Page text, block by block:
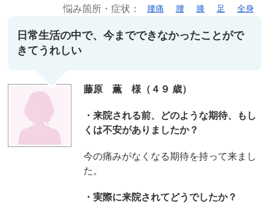
悩み箇所・症状： 腰痛 腰 膝 足 全身
日常生活の中で、今までできなかったことがで
きてうれしい
藤原 薫 様（４９ 歳）
・来院される前、どのような期待、もし
くは不安がありましたか？
今の痛みがなくなる期待を持って来まし
た。
・実際に来院されてどうでしたか？